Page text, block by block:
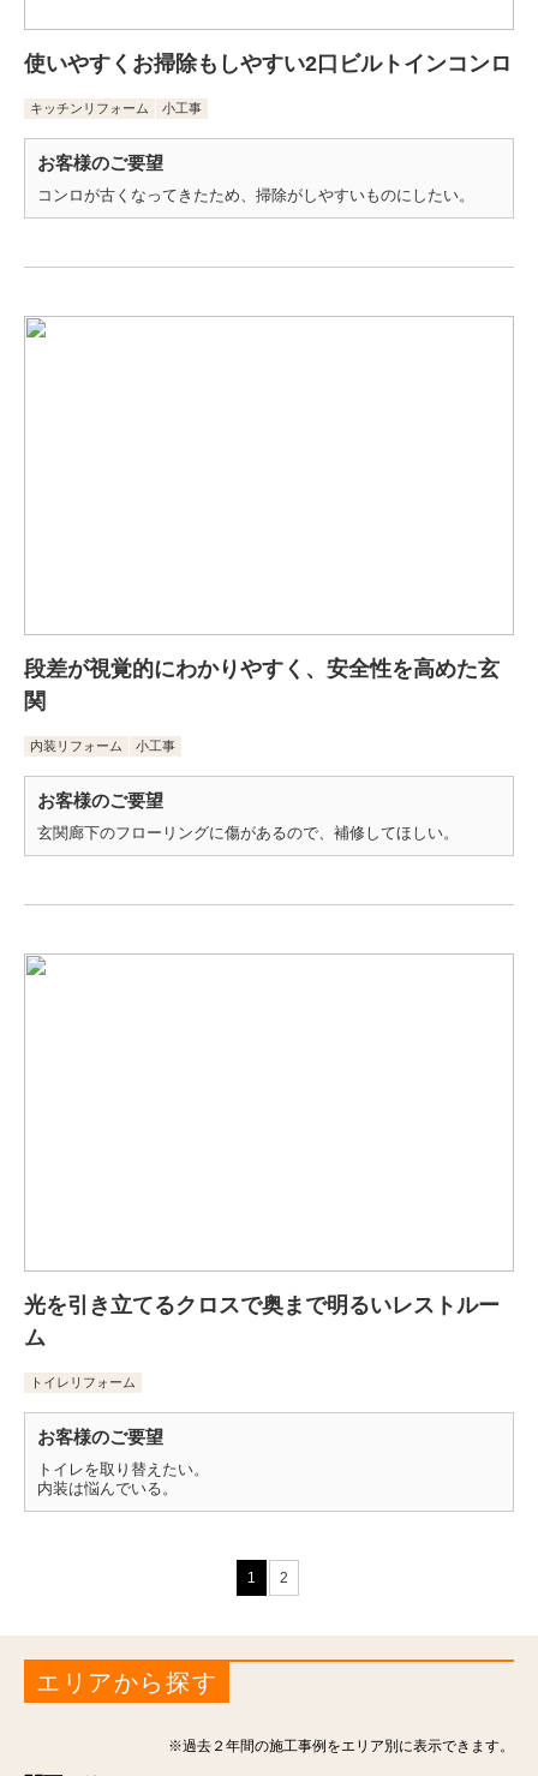
使いやすくお掃除もしやすい2口ビルトインコンロ
キッチンリフォーム 小工事
お客様のご要望
コンロが古くなってきたため、掃除がしやすいものにしたい。
段差が視覚的にわかりやすく、安全性を高めた玄
関
内装リフォーム 小工事
お客様のご要望
玄関廊下のフローリングに傷があるので、補修してほしい。
光を引き立てるクロスで奥まで明るいレストルー
ム
トイレリフォーム
お客様のご要望
トイレを取り替えたい。
内装は悩んでいる。
1 2
エリアから探す
※過去２年間の施工事例をエリア別に表示できます。